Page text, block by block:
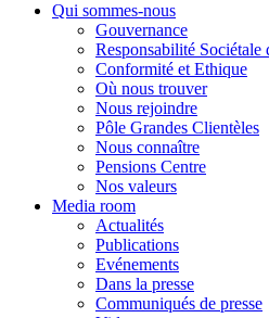
Qui sommes-nous
Gouvernance
Responsabilité Sociétale
Conformité et Ethique
Où nous trouver
Nous rejoindre
Pôle Grandes Clientèles
Nous connaître
Pensions Centre
Nos valeurs
Media room
Actualités
Publications
Evénements
Dans la presse
Communiqués de presse